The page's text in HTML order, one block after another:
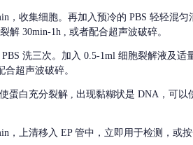
，收集细胞。再加入预冷的 PBS 轻轻混
解 30min-1h , 或者配合超声波破碎。
PBS 洗三次。加入 0.5-1ml 细胞裂解液及
超声波破碎。
蛋白充分裂解 , 出现黏糊状是 DNA，可以
，上清移入 EP 管中，立即用于检测，或